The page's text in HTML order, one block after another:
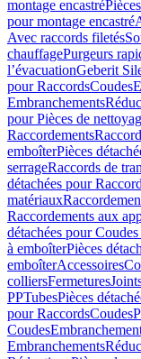
montage encastré
pour montage encastré
Avec raccords filetés
chauffagePurgeurs
l’évacuationGeberit
pour RaccordsCoudes
Embranchements
pour Pièces de
Raccordements
emboîterPièces
serrageRaccords de
détachées pour
matériaux
Raccordements aux
détachées pour
à emboîterPièces
emboîterAccessoires
colliersFermetures
PPTubesPièces
pour RaccordsCoudes
Coudes
Embranchements